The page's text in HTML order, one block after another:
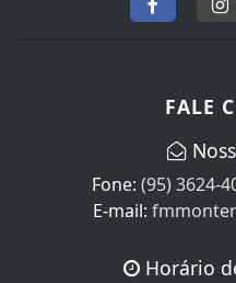
FALE
Fone: (95) 3624-
E-mail:
Horário